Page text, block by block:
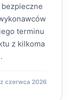
terminu
z kilkoma
czerwca 2026